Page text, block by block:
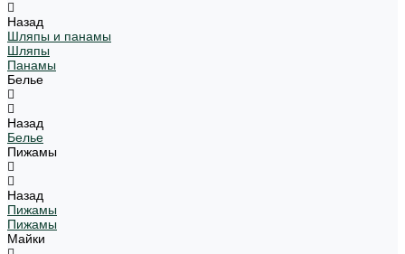
Назад
Шляпы и панамы
Шляпы
Панамы
Белье
Назад
Белье
Пижамы
Назад
Пижамы
Пижамы
Майки